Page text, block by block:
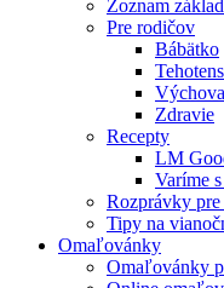
Zoznam
Pre rodičov
Bábätko
Výchova
Zdravie
Recepty
LM
Varíme
Rozprávky pre
Tipy na
Omaľovánky
Omaľovánky